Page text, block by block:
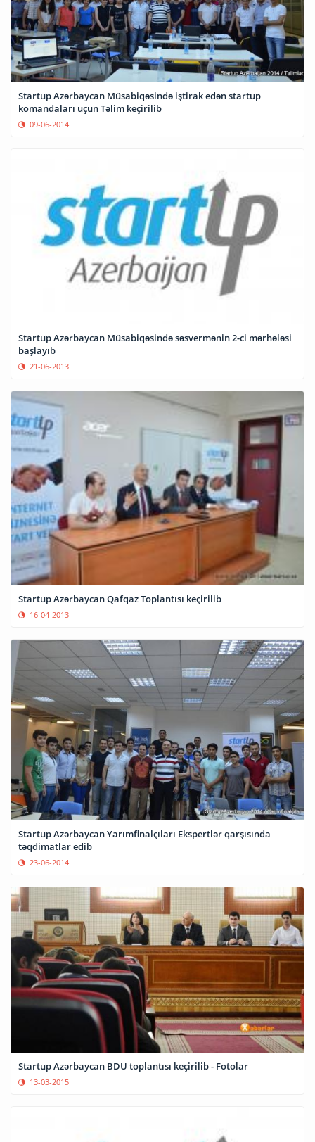
Startup Azərbaycan Müsabiqəsində iştirak edən startup
komandaları üçün Təlim keçirilib
09-06-2014
Startup Azərbaycan Müsabiqəsində səsvermənin 2-ci mərhələsi
başlayıb
21-06-2013
Startup Azərbaycan Qafqaz Toplantısı keçirilib
16-04-2013
Startup Azərbaycan Yarımfinalçıları Ekspertlər qarşısında
təqdimatlar edib
23-06-2014
Startup Azərbaycan BDU toplantısı keçirilib - Fotolar
13-03-2015